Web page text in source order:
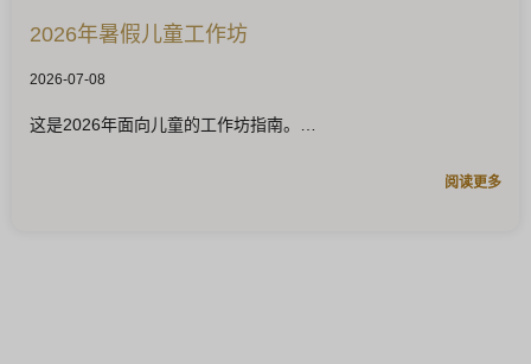
2026年暑假儿童工作坊
2026-07-08
这是2026年面向儿童的工作坊指南。
阅读更多